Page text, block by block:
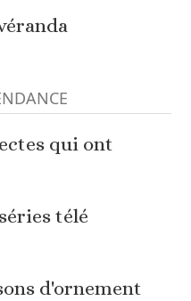
qui ont
télé
d'ornement